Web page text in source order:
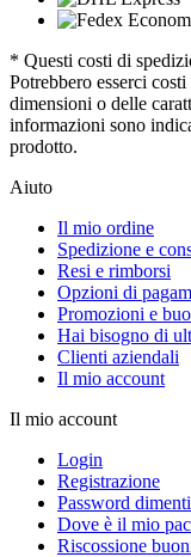
* Questi costi di
Potrebbero esserci
dimensioni o delle
informazioni sono
prodotto.
Aiuto
Il mio ordine
Spedizione e
Resi e rimborsi
Opzioni di
Promozioni e
Hai bisogno di
Clienti aziendali
Il mio account
Il mio account
Login
Registrazione
Password
Dove è il mio
Riscossione